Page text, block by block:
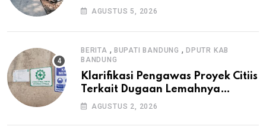
Warga, Selesai Tanpa Papan
AGUSTUS 5, 2026
BERITA , BUPATI BANDUNG ,DPUTR KAB
BANDUNG
Klarifikasi Pengawas Proyek Citiis
Terkait Dugaan Lemahnya
Pengawasan K3
AGUSTUS 2, 2026